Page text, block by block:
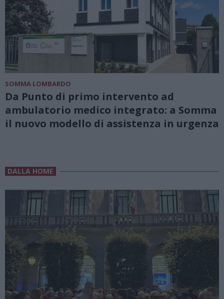
SOMMA LOMBARDO
Da Punto di primo intervento ad
ambulatorio medico integrato: a Somma
il nuovo modello di assistenza in urgenza
DALLA HOME